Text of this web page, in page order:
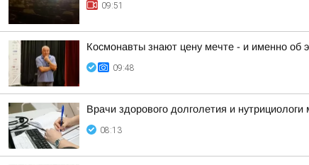
09:51
Космонавты знают цену мечте - и именно об
09:48
Врачи здорового долголетия и
08:13